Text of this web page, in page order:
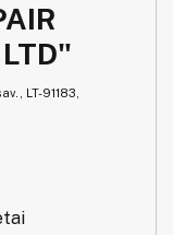
LT-91183,